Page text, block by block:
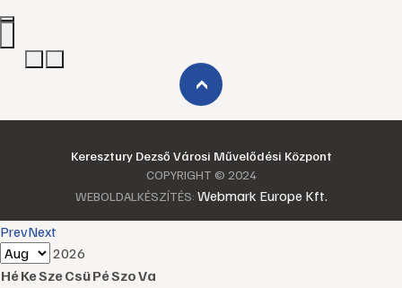
›
Keresztury Dezső Városi Művelődési Központ
COPYRIGHT © 2024
WEBOLDALKÉSZÍTÉS: Webmark Europe Kft.
PrevNext
2026
HéKeSzeCsüPéSzoVa